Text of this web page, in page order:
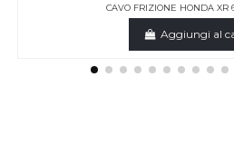
CAVO FRIZIONE HONDA XR
Aggiungi al